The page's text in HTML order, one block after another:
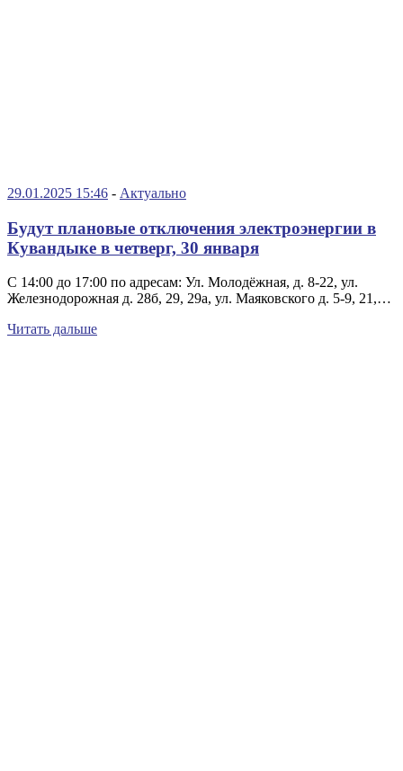
29.01.2025 15:46 - Актуально
Будут плановые отключения электроэнергии в
Кувандыке в четверг, 30 января
С 14:00 до 17:00 по адресам: Ул. Молодёжная, д. 8-22, ул.
Железнодорожная д. 28б, 29, 29а, ул. Маяковского д. 5-9, 21,…
Читать дальше